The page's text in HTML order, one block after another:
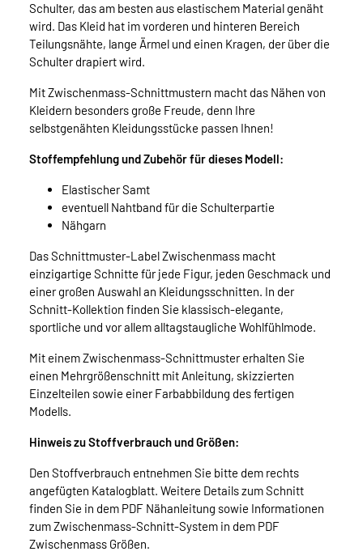
Schulter, das am besten aus elastischem Material genäht
wird. Das Kleid hat im vorderen und hinteren Bereich
Teilungsnähte, lange Ärmel und einen Kragen, der über die
Schulter drapiert wird.
Mit Zwischenmass-Schnittmustern macht das Nähen von
Kleidern besonders große Freude, denn Ihre
selbstgenähten Kleidungsstücke passen Ihnen!
Stoffempfehlung und Zubehör für dieses Modell:
Elastischer Samt
eventuell Nahtband für die Schulterpartie
Nähgarn
Das Schnittmuster-Label Zwischenmass macht
einzigartige Schnitte für jede Figur, jeden Geschmack und
einer großen Auswahl an Kleidungsschnitten. In der
Schnitt-Kollektion finden Sie klassisch-elegante,
sportliche und vor allem alltagstaugliche Wohlfühlmode.
Mit einem Zwischenmass-Schnittmuster erhalten Sie
einen Mehrgrößenschnitt mit Anleitung, skizzierten
Einzelteilen sowie einer Farbabbildung des fertigen
Modells.
Hinweis zu Stoffverbrauch und Größen:
Den Stoffverbrauch entnehmen Sie bitte dem rechts
angefügten Katalogblatt. Weitere Details zum Schnitt
finden Sie in dem PDF Nähanleitung sowie Informationen
zum Zwischenmass-Schnitt-System in dem PDF
Zwischenmass Größen.